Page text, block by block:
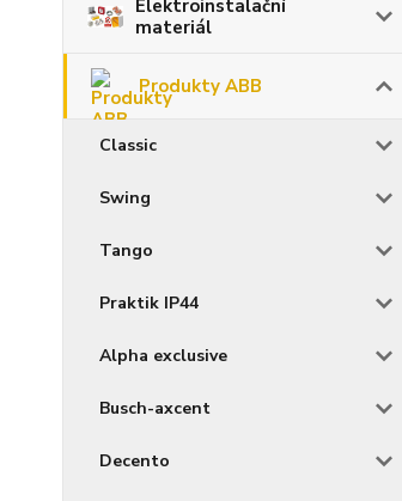
Elektroinstalační
materiál
Produkty ABB
Classic
Swing
Tango
Praktik IP44
Alpha exclusive
Busch-axcent
Decento